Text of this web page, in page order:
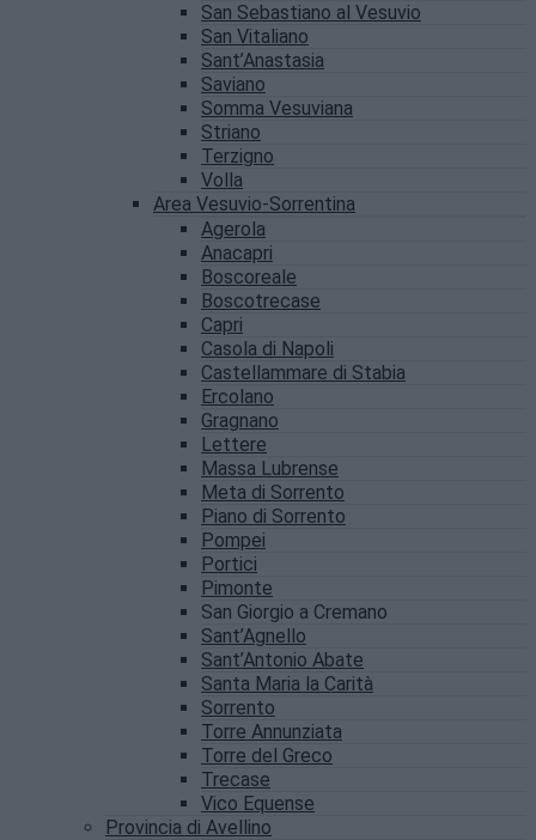
San Sebastiano al Vesuvio
San Vitaliano
Sant’Anastasia
Saviano
Somma Vesuviana
Striano
Terzigno
Volla
Area Vesuvio-Sorrentina
Agerola
Anacapri
Boscoreale
Boscotrecase
Capri
Casola di Napoli
Castellammare di Stabia
Ercolano
Gragnano
Lettere
Massa Lubrense
Meta di Sorrento
Piano di Sorrento
Pompei
Portici
Pimonte
San Giorgio a Cremano
Sant’Agnello
Sant’Antonio Abate
Santa Maria la Carità
Sorrento
Torre Annunziata
Torre del Greco
Trecase
Vico Equense
Provincia di Avellino